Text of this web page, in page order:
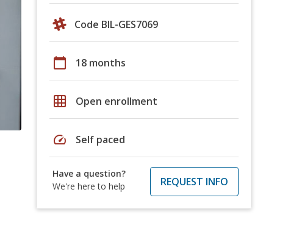
Code BIL-GES7069
calendar_today 18 months
grid_on Open enrollment
speed Self paced
Have a question?
We're here to help
REQUEST INFO